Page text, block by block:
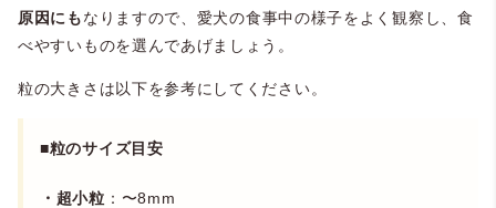
原因にもなりますので、愛犬の食事中の様子をよく観察し、食
べやすいものを選んであげましょう。
粒の大きさは以下を参考にしてください。
■粒のサイズ目安
・超小粒 ：〜8mm